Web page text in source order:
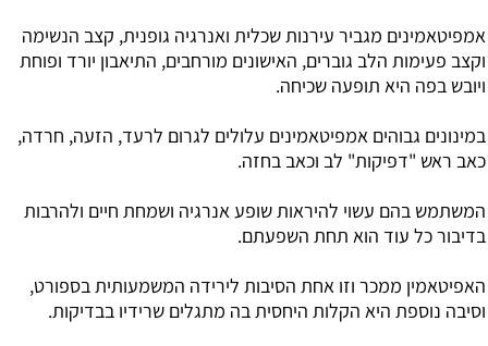
אמפיטאמינים מגביר עירנות שכלית ואנרגיה גופנית, קצב הנשימה
וקצב פעימות הלב גוברים, האישונים מורחבים, התיאבון יורד ופוחת
ויובש בפה היא תופעה שכיחה.
במינונים גבוהים אמפיטאמינים עלולים לגרום לרעד, הזעה, חרדה,
כאב ראש "דפיקות" לב וכאב בחזה.
המשתמש בהם עשוי להיראות שופע אנרגיה ושמחת חיים ולהרבות
בדיבור כל עוד הוא תחת השפעתם.
האפיטאמין ממכר וזו אחת הסיבות לירידה המשמעותית בספורט,
וסיבה נוספת היא הקלות היחסית בה מתגלים שרידיו בבדיקות.